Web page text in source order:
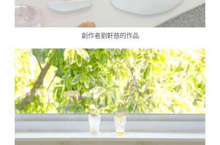
創作者劉軒慈的作品